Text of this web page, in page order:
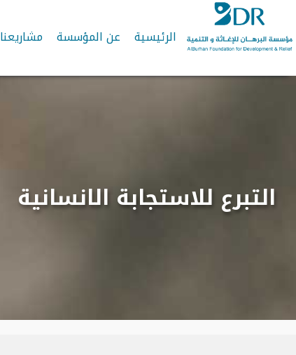
content
secondary
الرئيسية عن المؤسسة مشاريعنا
التبرع للاستجابة الانسانية